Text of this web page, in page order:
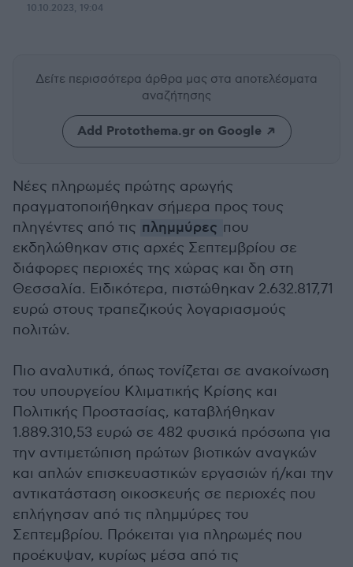
10.10.2023, 19:04
Δείτε περισσότερα άρθρα μας στα αποτελέσματα
αναζήτησης
Add Protothema.gr on Google
Νέες πληρωμές πρώτης αρωγής
πραγματοποιήθηκαν σήμερα προς τους
πληγέντες από τις πλημμύρες που
εκδηλώθηκαν στις αρχές Σεπτεμβρίου σε
διάφορες περιοχές της χώρας και δη στη
Θεσσαλία. Ειδικότερα, πιστώθηκαν 2.632.817,71
ευρώ στους τραπεζικούς λογαριασμούς
πολιτών.
Πιο αναλυτικά, όπως τονίζεται σε ανακοίνωση
του υπουργείου Κλιματικής Κρίσης και
Πολιτικής Προστασίας, καταβλήθηκαν
1.889.310,53 ευρώ σε 482 φυσικά πρόσωπα για
την αντιμετώπιση πρώτων βιοτικών αναγκών
και απλών επισκευαστικών εργασιών ή/και την
αντικατάσταση οικοσκευής σε περιοχές που
επλήγησαν από τις πλημμύρες του
Σεπτεμβρίου. Πρόκειται για πληρωμές που
προέκυψαν, κυρίως μέσα από τις